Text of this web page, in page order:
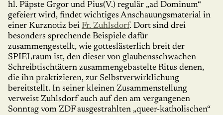
hl. Päpste Grgor und Pius(V.) regulär „ad Dominum“
gefeiert wird, findet wichtiges Anschauungs­material in
einer Kurznotiz bei Fr. Zuhlsdorf. Dort sind drei
besonders sprechende Beispiele dafür
zusammengestellt, wie gotteslästerlich breit der
SPIELraum ist, den dieser von glau­bens­schwachen
Schreibtischtätern zusammengebastelte Ritus denen,
die ihn praktizieren, zur Selbstverwirklichung
bereitstellt. In seiner kleinen Zusammenstellung
verweist Zuhlsdorf auch auf den am vergangenen
Sonntag vom ZDF ausgestrahlten „queer-katholischen“